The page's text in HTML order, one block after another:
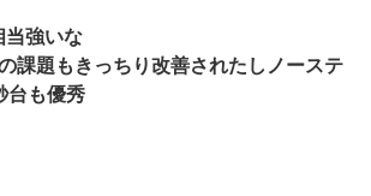
当強いな
課題もきっちり改善されたしノーステ
台も優秀